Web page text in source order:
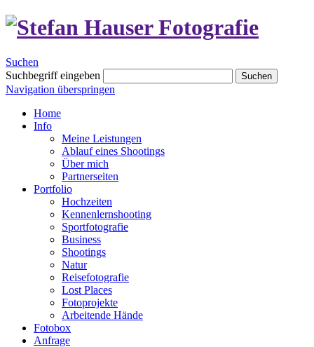
Suchen
Suchbegriff eingeben
Suchen
Navigation überspringen
Home
Info
Meine Leistungen
Ablauf eines Shootings
Über mich
Partnerseiten
Portfolio
Hochzeiten
Kennenlernshooting
Sportfotografie
Business
Shootings
Natur
Reisefotografie
Lost Places
Fotoprojekte
Arbeitende Hände
Fotobox
Anfrage